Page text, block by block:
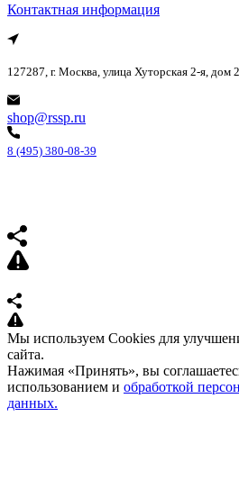
Контактная информация
127287, г. Москва, улица Хуторская 2-я, дом
shop@rssp.ru
8 (495) 380-08-39
Мы используем Cookies для
сайта.
Нажимая «Принять», вы
использованием и обработкой
данных.